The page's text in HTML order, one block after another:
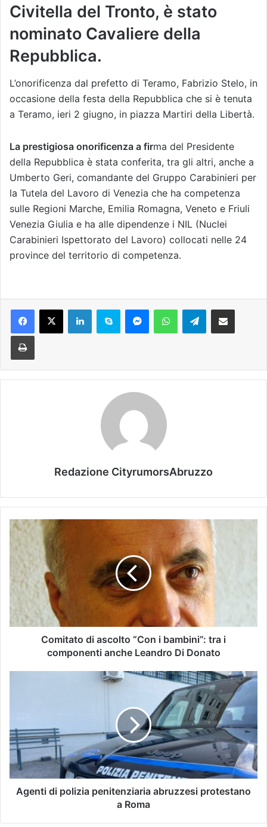
Civitella del Tronto, è stato
nominato Cavaliere della
Repubblica.
L’onorificenza dal prefetto di Teramo, Fabrizio Stelo, in
occasione della festa della Repubblica che si è tenuta
a Teramo, ieri 2 giugno, in piazza Martiri della Libertà.
La prestigiosa onorificenza a firma del Presidente
della Repubblica è stata conferita, tra gli altri, anche a
Umberto Geri, comandante del Gruppo Carabinieri per
la Tutela del Lavoro di Venezia che ha competenza
sulle Regioni Marche, Emilia Romagna, Veneto e Friuli
Venezia Giulia e ha alle dipendenze i NIL (Nuclei
Carabinieri Ispettorato del Lavoro) collocati nelle 24
province del territorio di competenza.
Telegram
Redazione CityrumorsAbruzzo
Comitato di ascolto “Con i bambini”: tra i
componenti anche Leandro Di Donato
Agenti di polizia penitenziaria abruzzesi protestano
a Roma